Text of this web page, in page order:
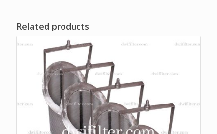
Related products